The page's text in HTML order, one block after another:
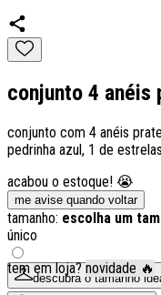
conjunto 4
conjunto com 4 anéis
pedrinha azul, 1 de
acabou o estoque! 😭
me avise quando voltar
tamanho: escolha um
único
descubra o tamanho
tem em loja? novidade 🔥